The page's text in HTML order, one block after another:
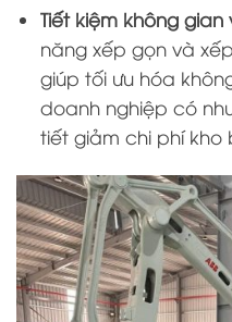
Tiết kiệm không gian
năng xếp gọn và
giúp tối ưu hóa
doanh nghiệp có
tiết giảm chi phí kho